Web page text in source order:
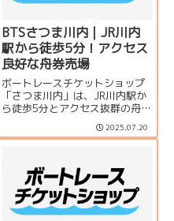
BTSさつま川内｜JR川内
駅から徒歩5分！アクセス
良好な舟券売場
ボートレースチケットショップ
「さつま川内」は、JR川内駅か
ら徒歩5分とアクセス抜群の舟券
売場。近隣住民や出張中のファ
ンにも便利な立地で、気軽にボ
2025.07.20